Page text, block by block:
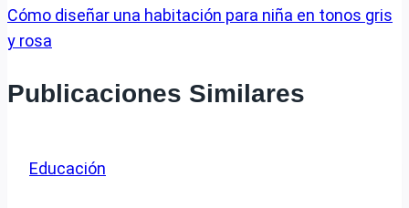
Cómo diseñar una habitación para niña en tonos gris
y rosa
Publicaciones Similares
Educación